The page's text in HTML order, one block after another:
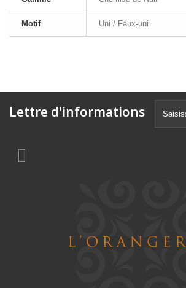
Motif Uni / Faux-uni
Lettre d'informations